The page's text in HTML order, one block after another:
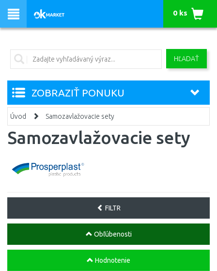
HĽADAŤ
0 ks
ZOBRAZIŤ PONUKU
Úvod Samozavlažovacie sety
Samozavlažovacie sety
FILTR
Obľúbenosti
Hodnotenie